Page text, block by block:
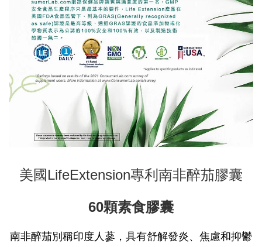
美國LifeExtension專利南非醉茄膠囊
60顆素食膠囊
南非醉茄別稱印度人蔘，具有舒解發炎、焦慮和抑鬱